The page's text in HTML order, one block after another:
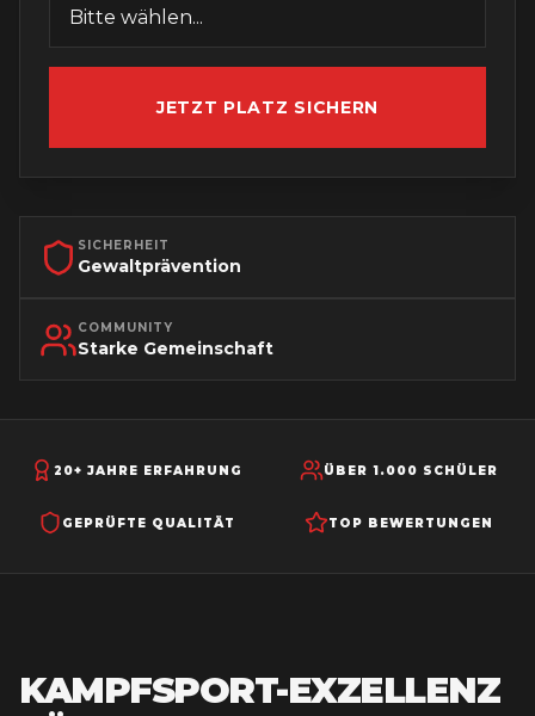
JETZT PLATZ SICHERN
SICHERHEIT
Gewaltprävention
COMMUNITY
Starke Gemeinschaft
20+ JAHRE ERFAHRUNG ÜBER 1.000 SCHÜLER
GEPRÜFTE QUALITÄT TOP BEWERTUNGEN
KAMPFSPORT-EXZELLENZ